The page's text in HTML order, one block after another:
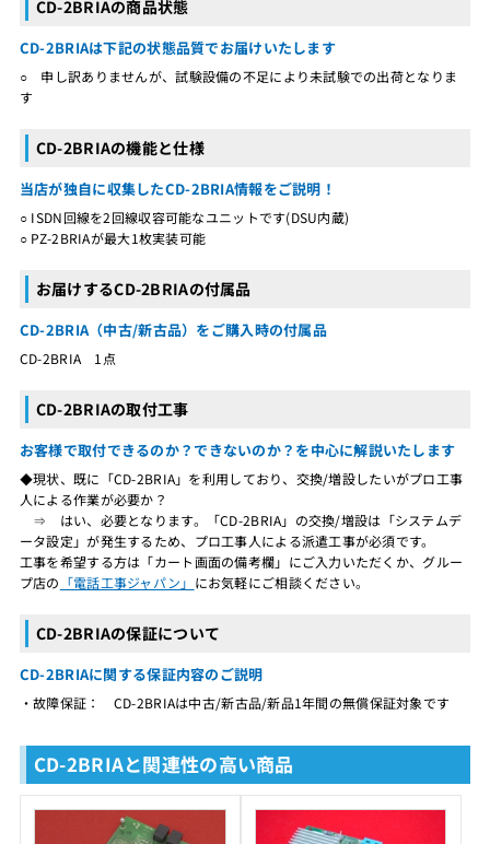
CD-2BRIAの商品状態
CD-2BRIAは下記の状態品質でお届けいたします
○ 申し訳ありませんが、試験設備の不足により未試験での出荷となりま
す
CD-2BRIAの機能と仕様
当店が独自に収集したCD-2BRIA情報をご説明！
○ ISDN回線を2回線収容可能なユニットです(DSU内蔵)
○ PZ-2BRIAが最大1枚実装可能
お届けするCD-2BRIAの付属品
CD-2BRIA（中古/新古品）をご購入時の付属品
CD-2BRIA 1点
CD-2BRIAの取付工事
お客様で取付できるのか？できないのか？を中心に解説いたします
◆現状、既に「CD-2BRIA」を利用しており、交換/増設したいがプロ工事
人による作業が必要か？
⇒ はい、必要となります。「CD-2BRIA」の交換/増設は「システムデ
ータ設定」が発生するため、プロ工事人による派遣工事が必須です。
工事を希望する方は「カート画面の備考欄」にご入力いただくか、グルー
プ店の 「電話工事ジャパン」 にお気軽にご相談ください。
CD-2BRIAの保証について
CD-2BRIAに関する保証内容のご説明
・故障保証： CD-2BRIAは中古/新古品/新品1年間の無償保証対象です
CD-2BRIAと関連性の高い商品